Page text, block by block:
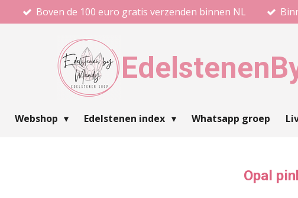
Boven de 100 euro gratis verzenden binnen NL
Edelstenen
Webshop Edelstenen index Whatsapp groep
Opal